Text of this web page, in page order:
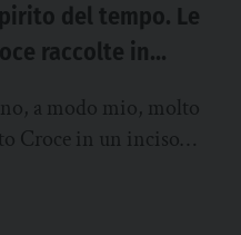
del tempo. Le
raccolte in
a modo mio, molto
Croce in un inciso